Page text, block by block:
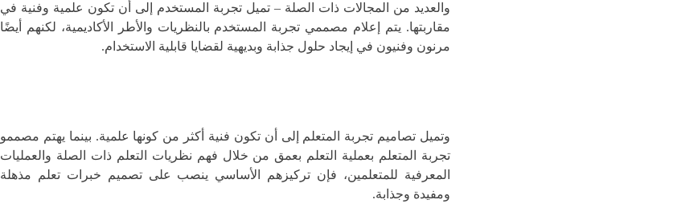
والعديد من المجالات ذات الصلة – تميل تجربة المستخدم إلى أن تكون علمية وفنية في
مقاربتها. يتم إعلام مصممي تجربة المستخدم بالنظريات والأطر الأكاديمية، لكنهم أيضًا
مرنون وفنيون في إيجاد حلول جذابة وبديهية لقضايا قابلية الاستخدام.
وتميل تصاميم تجربة المتعلم إلى أن تكون فنية أكثر من كونها علمية. بينما يهتم مصممو
تجربة المتعلم بعملية التعلم بعمق من خلال فهم نظريات التعلم ذات الصلة والعمليات
المعرفية للمتعلمين، فإن تركيزهم الأساسي ينصب على تصميم خبرات تعلم مذهلة
ومفيدة وجذابة.